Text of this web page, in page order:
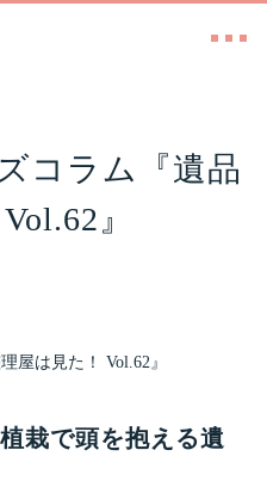
コラム『遺品
』
屋は見た！ Vol.62』
栽で頭を抱える遺